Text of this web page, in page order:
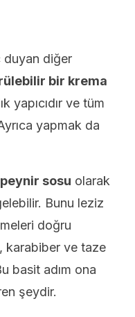
duyan diğer
bir krema
yapıcıdır ve tüm
yapmak da
sosu olarak
Bunu leziz
doğru
karabiber ve taze
basit adım ona
şeydir.